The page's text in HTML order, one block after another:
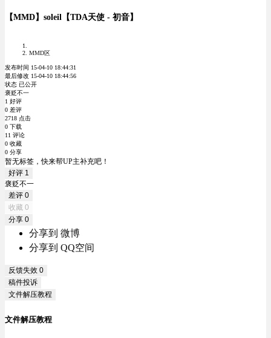
【MMD】soleil【TDA天使 - 初音】
MMD区
发布时间 15-04-10 18:44:31
最后修改 15-04-10 18:44:56
状态 已公开
褒贬不一
1 好评
0 差评
2718 点击
0 下载
11 评论
0 收藏
0 分享
暂无标签，快来帮UP主补充吧！
好评 1
褒贬不一
差评 0
收藏 0
分享 0
分享到 微博
分享到 QQ空间
反馈失效 0
稿件投诉
文件解压教程
文件解压教程